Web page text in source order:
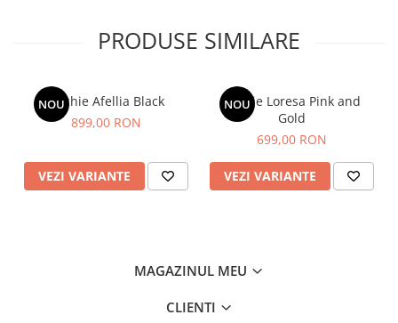
PRODUSE SIMILARE
NOU
Rochie Afellia Black
899,00 RON
VEZI VARIANTE
NOU
Rochie Loresa Pink and
Gold
699,00 RON
VEZI VARIANTE
MAGAZINUL MEU
CLIENTI